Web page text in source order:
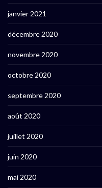
janvier 2021
décembre 2020
novembre 2020
octobre 2020
septembre 2020
août 2020
juillet 2020
juin 2020
mai 2020